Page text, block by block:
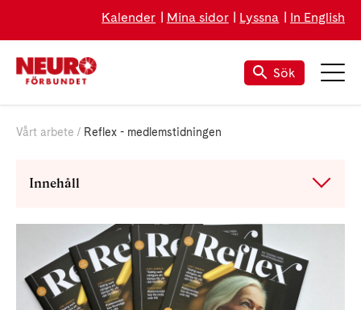
Kalender Mina sidor Lyssna In English
Sök
Vårt arbete Reflex - medlemstidningen
Innehåll